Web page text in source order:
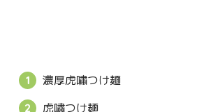
濃厚虎嘯つけ麺
虎嘯つけ麺